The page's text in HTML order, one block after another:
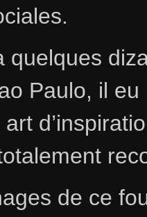
quelques
Paulo, il eu
art
de ce